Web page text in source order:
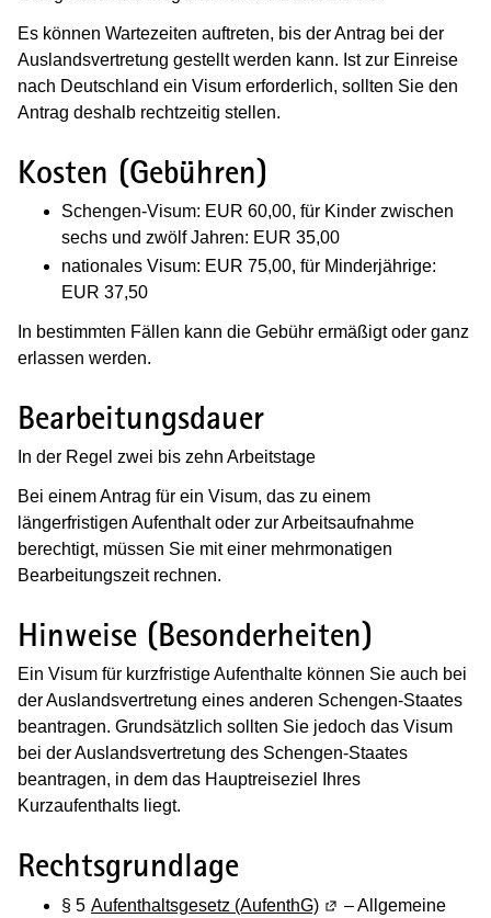
Es können Wartezeiten auftreten, bis der Antrag bei der
Auslandsvertretung gestellt werden kann. Ist zur Einreise
nach Deutschland ein Visum erforderlich, sollten Sie den
Antrag deshalb rechtzeitig stellen.
Kosten (Gebühren)
Schengen-Visum: EUR 60,00, für Kinder zwischen
sechs und zwölf Jahren: EUR 35,00
nationales Visum: EUR 75,00, für Minderjährige:
EUR 37,50
In bestimmten Fällen kann die Gebühr ermäßigt oder ganz
erlassen werden.
Bearbeitungsdauer
In der Regel zwei bis zehn Arbeitstage
Bei einem Antrag für ein Visum, das zu einem
längerfristigen Aufenthalt oder zur Arbeitsaufnahme
berechtigt, müssen Sie mit einer mehrmonatigen
Bearbeitungszeit rechnen.
Hinweise (Besonderheiten)
Ein Visum für kurzfristige Aufenthalte können Sie auch bei
der Auslandsvertretung eines anderen Schengen-Staates
beantragen. Grundsätzlich sollten Sie jedoch das Visum
bei der Auslandsvertretung des Schengen-Staates
beantragen, in dem das Hauptreiseziel Ihres
Kurzaufenthalts liegt.
Rechtsgrundlage
§ 5 Aufenthaltsgesetz (AufenthG) (Wird in einem
– Allgemeine